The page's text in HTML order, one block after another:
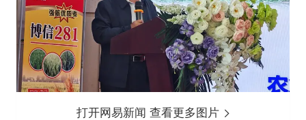
打开网易新闻 查看更多图片